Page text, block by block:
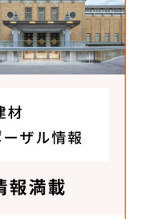
」は下地を問わず
一できました。表
長線上にありなが
め、大型のプロジ